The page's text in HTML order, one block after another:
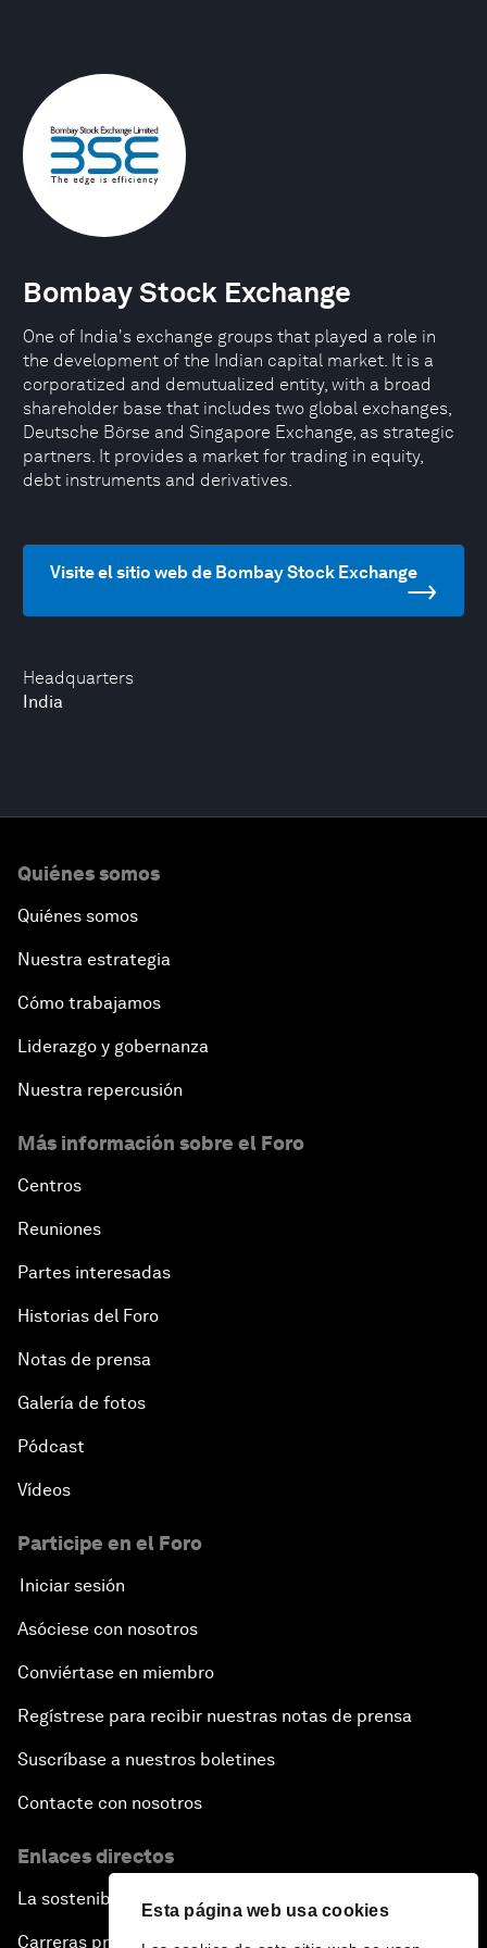
Esta página web usa cookies
Headquarters
India
Bombay Stock Exchange
One of India's exchange groups that played a role in
the development of the Indian capital market. It is a
corporatized and demutualized entity, with a broad
shareholder base that includes two global exchanges,
Deutsche Börse and Singapore Exchange, as strategic
partners. It provides a market for trading in equity,
debt instruments and derivatives.
Visite el sitio web de Bombay Stock Exchange
Quiénes somos
Quiénes somos
Nuestra estrategia
Cómo trabajamos
Liderazgo y gobernanza
Nuestra repercusión
Más información sobre el Foro
Centros
Reuniones
Partes interesadas
Historias del Foro
Notas de prensa
Galería de fotos
Pódcast
Vídeos
Participe en el Foro
Iniciar sesión
Asóciese con nosotros
Conviértase en miembro
Regístrese para recibir nuestras notas de prensa
Suscríbase a nuestros boletines
Contacte con nosotros
Enlaces directos
La sostenibilidad en el Foro
Carreras profesionales